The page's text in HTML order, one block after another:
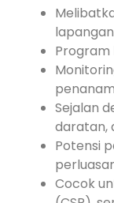
Program
Sejalan
daratan,
Potensi
Cocok